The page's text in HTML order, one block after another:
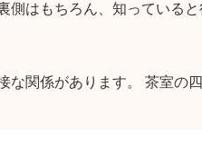
側はもちろん、知っている
な関係があります。 茶室の